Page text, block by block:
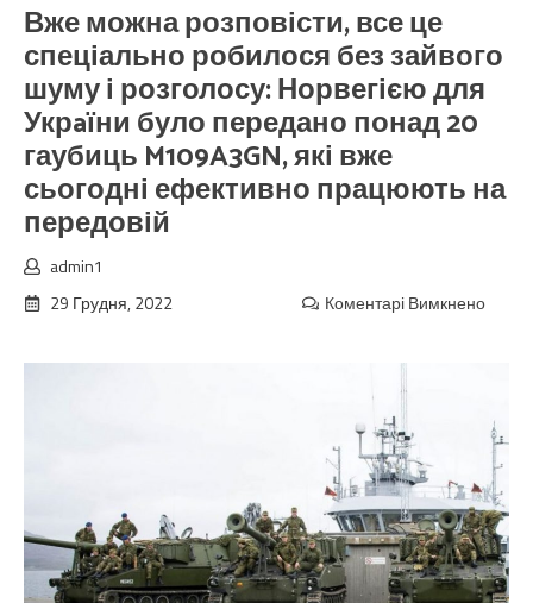
Вже можна розповісти, все це
спеціально робилося без зайвого
шуму і розголосу: Норвегією для
Укрaїни було передано понад 20
гаубиць M109A3GN, які вже
сьогодні ефективно працюють на
передовій
admin1
29 Грудня, 2022
Коментарі Вимкнено
це
без
шуму
і